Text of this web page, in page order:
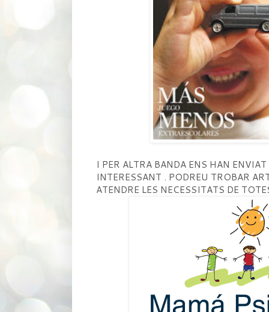
I PER ALTRA BANDA ENS HAN
INTERESSANT . PODREU TROBAR
ATENDRE LES NECESSITATS DE